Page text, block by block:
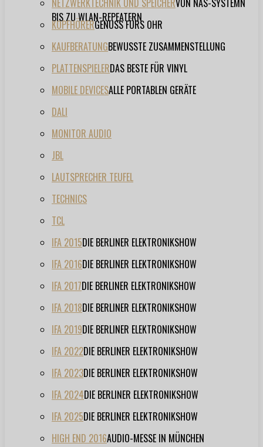
NETZWERKTECHNIK UND SPEICHERVON NAS-SYSTEMN
BIS ZU WLAN-REPEATERN
KOPFHÖRERGENUSS FÜRS OHR
KAUFBERATUNGBEWUSSTE ZUSAMMENSTELLUNG
PLATTENSPIELERDAS BESTE FÜR VINYL
MOBILE DEVICESALLE PORTABLEN GERÄTE
DALI
MONITOR AUDIO
JBL
LAUTSPRECHER TEUFEL
TECHNICS
TCL
IFA 2015DIE BERLINER ELEKTRONIKSHOW
IFA 2016DIE BERLINER ELEKTRONIKSHOW
IFA 2017DIE BERLINER ELEKTRONIKSHOW
IFA 2018DIE BERLINER ELEKTRONIKSHOW
IFA 2019DIE BERLINER ELEKTRONIKSHOW
IFA 2022DIE BERLINER ELEKTRONIKSHOW
IFA 2023DIE BERLINER ELEKTRONIKSHOW
IFA 2024DIE BERLINER ELEKTRONIKSHOW
IFA 2025DIE BERLINER ELEKTRONIKSHOW
HIGH END 2016AUDIO-MESSE IN MÜNCHEN